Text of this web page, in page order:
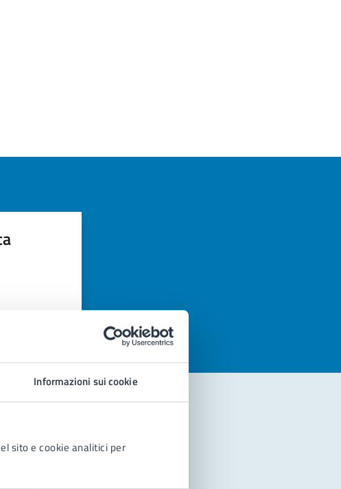
Informazioni sui cookie
sito e cookie analitici per